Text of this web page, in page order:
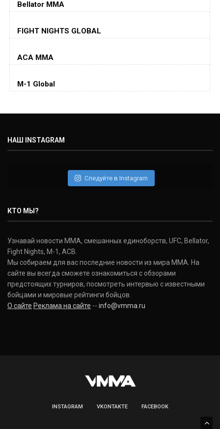
Jorge Masvidal
Колби Ковингтон
Дэниель Кормье
(22-2-0, 1)
Donald Cerrone
(36-15-0, 1)
Исраэль Адесанья
Israel Adesanya
(19-0-0, 0)
Bellator MMA
FIGHT NIGHTS GLOBAL
ACA MMA
M-1 Global
НАШ INSTAGRAM
Следуйте в Instagram
КТО МЫ?
Узнавай новости ММА, смешанных единоборств, UFC, Bellator,
Fight Nights, M-1, ACB.
Мы собираем для вас последние новости из мира ММА. На
сайте вы всегда сможете ознакомиться с обзорами
предстоящих турниров, посмотреть интервью с известными
бойцами и мировые рейтинги бойцов.
О сайте Реклама на сайте -- info@vmma.ru
INSTAGRAM VKONTAKTE FACEBOOK